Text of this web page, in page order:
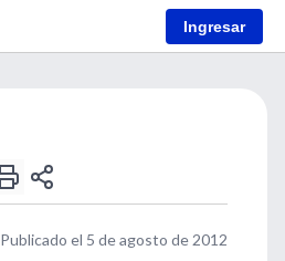
Ingresar
Publicado el 5 de agosto de 2012